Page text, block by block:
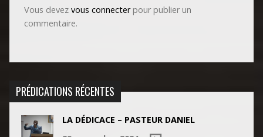
Vous devez vous connecterpour publier un
commentaire.
PRÉDICATIONS RÉCENTES
LA DÉDICACE – PASTEUR DANIEL